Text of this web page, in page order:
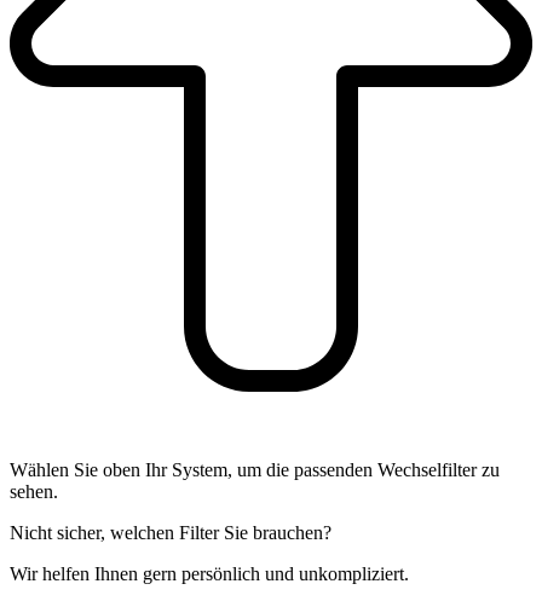
Wählen Sie oben Ihr System, um die passenden Wechselfilter zu
sehen.
Nicht sicher, welchen Filter Sie brauchen?
Wir helfen Ihnen gern persönlich und unkompliziert.